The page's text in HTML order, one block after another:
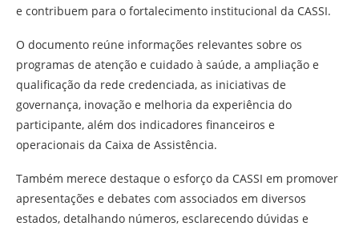
e contribuem para o fortalecimento institucional da CASSI.
O documento reúne informações relevantes sobre os
programas de atenção e cuidado à saúde, a ampliação e
qualificação da rede credenciada, as iniciativas de
governança, inovação e melhoria da experiência do
participante, além dos indicadores financeiros e
operacionais da Caixa de Assistência.
Também merece destaque o esforço da CASSI em promover
apresentações e debates com associados em diversos
estados, detalhando números, esclarecendo dúvidas e